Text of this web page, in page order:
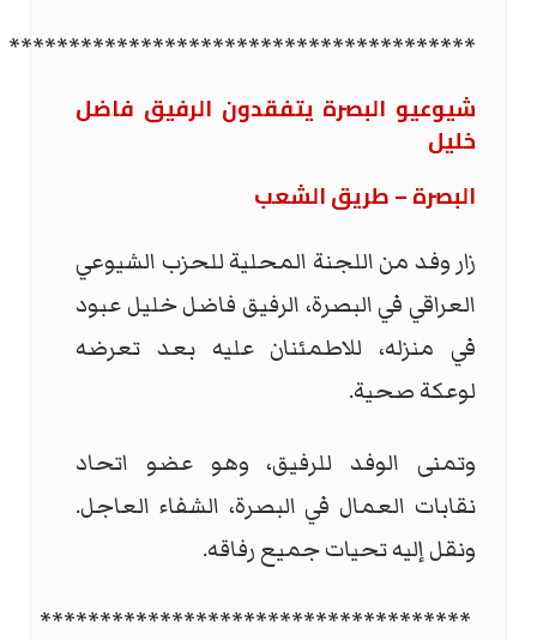
***************************************
شيوعيو البصرة يتفقدون الرفيق فاضل
خليل
البصرة – طريق الشعب
زار وفد من اللجنة المحلية للحزب الشيوعي
العراقي في البصرة، الرفيق فاضل خليل عبود
في منزله، للاطمئنان عليه بعد تعرضه
لوعكة صحية.
وتمنى الوفد للرفيق، وهو عضو اتحاد
نقابات العمال في البصرة، الشفاء العاجل.
ونقل إليه تحيات جميع رفاقه.
************************************